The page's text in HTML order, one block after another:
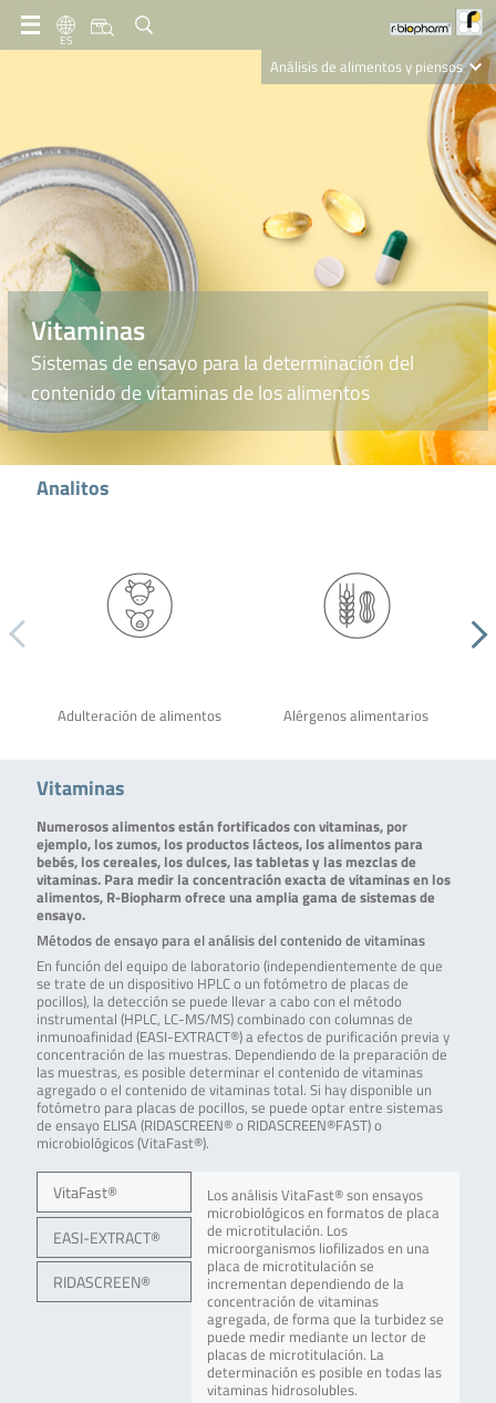
ES
Análisis de alimentos y piensos
Vitaminas
Sistemas de ensayo para la determinación del
contenido de vitaminas de los alimentos
Analitos
Adulteración de alimentos Alérgenos alimentarios
Vitaminas
Numerosos alimentos están fortificados con vitaminas, por
ejemplo, los zumos, los productos lácteos, los alimentos para
bebés, los cereales, los dulces, las tabletas y las mezclas de
vitaminas. Para medir la concentración exacta de vitaminas en los
alimentos, R-Biopharm ofrece una amplia gama de sistemas de
ensayo.
Métodos de ensayo para el análisis del contenido de vitaminas
En función del equipo de laboratorio (independientemente de que
se trate de un dispositivo HPLC o un fotómetro de placas de
pocillos), la detección se puede llevar a cabo con el método
instrumental (HPLC, LC-MS/MS) combinado con columnas de
inmunoafinidad (EASI-EXTRACT®) a efectos de purificación previa y
concentración de las muestras. Dependiendo de la preparación de
las muestras, es posible determinar el contenido de vitaminas
agregado o el contenido de vitaminas total. Si hay disponible un
fotómetro para placas de pocillos, se puede optar entre sistemas
de ensayo ELISA (RIDASCREEN® o RIDASCREEN®FAST) o
microbiológicos (VitaFast®).
VitaFast®
EASI-EXTRACT®
RIDASCREEN®
Los análisis VitaFast® son ensayos
microbiológicos en formatos de placa
de microtitulación. Los
microorganismos liofilizados en una
placa de microtitulación se
incrementan dependiendo de la
concentración de vitaminas
agregada, de forma que la turbidez se
puede medir mediante un lector de
placas de microtitulación. La
determinación es posible en todas las
vitaminas hidrosolubles.